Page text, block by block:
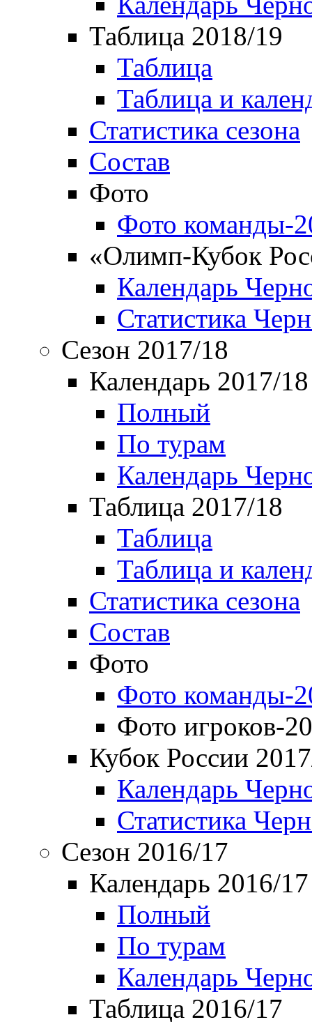
Таблица 2018/19
Таблица
Таблица и
Статистика сезона
Состав
Фото
Фото команды-
«Олимп-Кубок
Календарь
Статистика
Сезон 2017/18
Календарь 2017/18
Полный
По турам
Календарь
Таблица 2017/18
Таблица
Таблица и
Статистика сезона
Состав
Фото
Фото команды-
Фото игроков-
Кубок России
Календарь
Статистика
Сезон 2016/17
Календарь 2016/17
Полный
По турам
Календарь
Таблица 2016/17